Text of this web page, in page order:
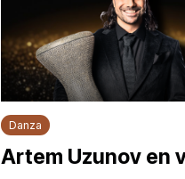
Danza
Artem Uzunov en